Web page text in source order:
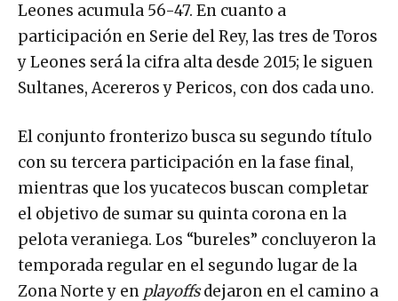
Leones acumula 56-47. En cuanto a
participación en Serie del Rey, las tres de Toros
y Leones será la cifra alta desde 2015; le siguen
Sultanes, Acereros y Pericos, con dos cada uno.
El conjunto fronterizo busca su segundo título
con su tercera participación en la fase final,
mientras que los yucatecos buscan completar
el objetivo de sumar su quinta corona en la
pelota veraniega. Los “bureles” concluyeron la
temporada regular en el segundo lugar de la
Zona Norte y en playoffsdejaron en el camino a